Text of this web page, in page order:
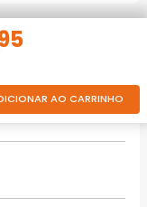
AO CARRINHO
interna)